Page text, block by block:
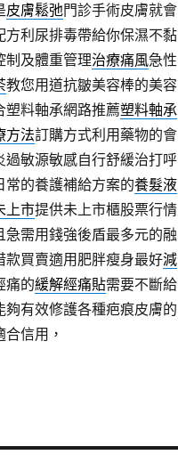
皮膚鬆弛門診手術皮膚就會
方利尿排毒帶給你保濕不黏
制及體重管理治療痛風急性
教您用道抗皺美容棒的美容
塑料軸承網路推薦塑料軸承
方法訂購方式利用藥物的會
過敏源敏感自行舒緩治打呼
的養護補給方案的養髮液
上市提供未上市櫃股票行情
急需用錢強後盾最多元的融
買賣適用肥胖瘦身最好減
痛的緩解經痛貼需要不斷給
夠有效修護各種疤痕皮膚的
信用，